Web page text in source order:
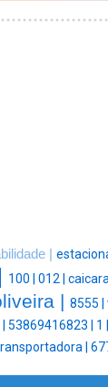
|
100 | 012 | caicara
| 8555 |
53869416823 | 1 |
|